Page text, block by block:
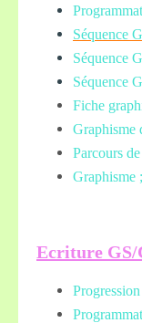
Séquence
Séquence
Séquence
Fiche
Graphisme
Parcours
Graphisme
Ecriture GS/